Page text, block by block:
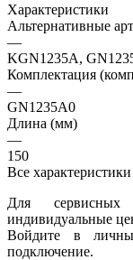
Характеристики
Альтернативные
—
KGN1235A,
Комплектация
—
GN1235A0
Длина (мм)
—
150
Все характеристики
Для
индивидуальные
Войдите в
подключение.